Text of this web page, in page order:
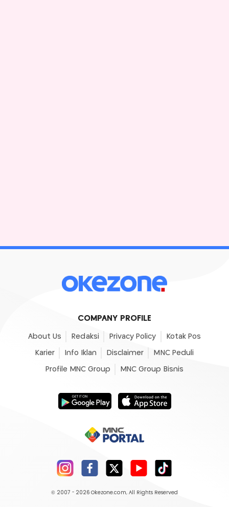
COMPANY PROFILE
About Us Redaksi Privacy Policy Kotak Pos
Karier Info Iklan Disclaimer MNC Peduli
Profile MNC Group MNC Group Bisnis
© 2007 - 2026 Okezone.com, All Rights Reserved